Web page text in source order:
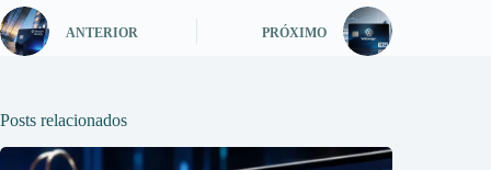
ANTERIOR PRÓXIMO
Posts relacionados